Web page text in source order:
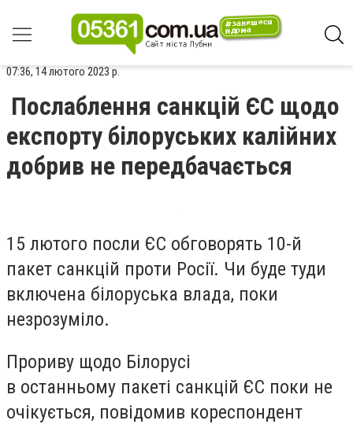
07:36, 14 лютого 2023 р.
Послаблення санкцій ЄС щодо
експорту білоруських калійних
добрив не передбачається
15 лютого посли ЄС обговорять 10-й
пакет санкцій проти Росії. Чи буде туди
включена білоруська влада, поки
незрозуміло.
Прориву щодо Білорусі
в останньому пакеті санкцій ЄС поки не
очікується, повідомив кореспондент